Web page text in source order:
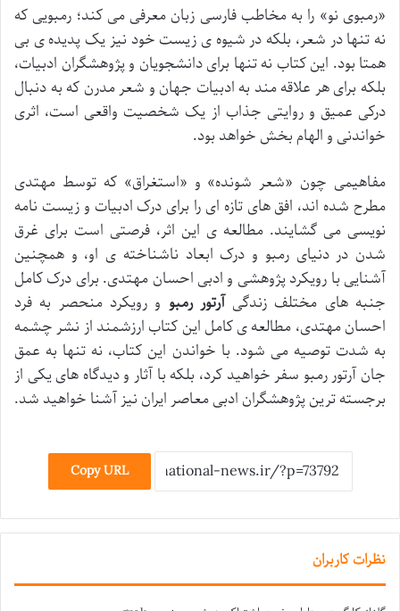
«رمبوی نو» را به مخاطب فارسی زبان معرفی می کند؛ رمبویی که
نه تنها در شعر، بلکه در شیوه ی زیست خود نیز یک پدیده ی بی
همتا بود. این کتاب نه تنها برای دانشجویان و پژوهشگران ادبیات،
بلکه برای هر علاقه مند به ادبیات جهان و شعر مدرن که به دنبال
درکی عمیق و روایتی جذاب از یک شخصیت واقعی است، اثری
خواندنی و الهام بخش خواهد بود.
مفاهیمی چون «شعر شونده» و «استغراق» که توسط مهتدی
مطرح شده اند، افق های تازه ای را برای درک ادبیات و زیست نامه
نویسی می گشایند. مطالعه ی این اثر، فرصتی است برای غرق
شدن در دنیای رمبو و درک ابعاد ناشناخته ی او، و همچنین
آشنایی با رویکرد پژوهشی و ادبی احسان مهتدی. برای درک کامل
جنبه های مختلف زندگیآرتور رمبو و رویکرد منحصر به فرد
احسان مهتدی، مطالعه ی کامل این کتاب ارزشمند از نشر چشمه
به شدت توصیه می شود. با خواندن این کتاب، نه تنها به عمق
جان آرتور رمبو سفر خواهید کرد، بلکه با آثار و دیدگاه های یکی از
برجسته ترین پژوهشگران ادبی معاصر ایران نیز آشنا خواهید شد.
Copy URL
نظرات کاربران